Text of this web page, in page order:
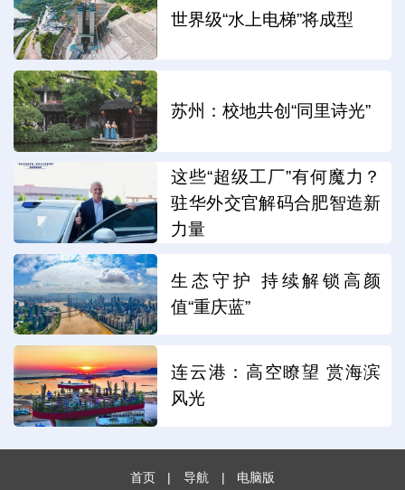
世界级“水上电梯”将成型
苏州：校地共创“同里诗光”
这些“超级工厂”有何魔力？
驻华外交官解码合肥智造新
力量
生态守护 持续解锁高颜
值“重庆蓝”
连云港：高空瞭望 赏海滨
风光
首页 | 导航 | 电脑版